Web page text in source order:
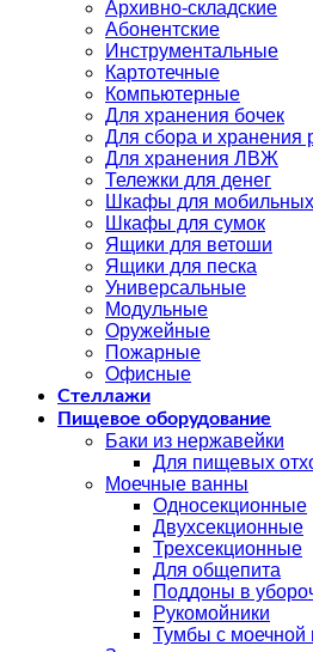
Архивно-складские
Абонентские
Инструментальные
Картотечные
Компьютерные
Для хранения бочек
Для сбора и хранения
Для хранения ЛВЖ
Тележки для денег
Шкафы для
Шкафы для сумок
Ящики для ветоши
Ящики для песка
Универсальные
Модульные
Оружейные
Пожарные
Офисные
Стеллажи
Пищевое оборудование
Баки из нержавейки
Для пищевых
Моечные ванны
Односекционные
Двухсекционные
Трехсекционные
Для общепита
Поддоны в
Рукомойники
Тумбы с моечной